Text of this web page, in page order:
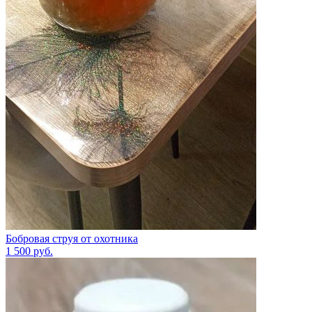
Бобровая струя от охотника
1 500 руб.